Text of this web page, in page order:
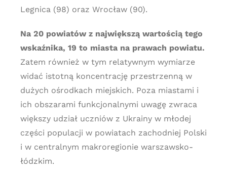
Legnica (98) oraz Wrocław (90).
Na 20 powiatów z największą wartością tego
wskaźnika, 19 to miasta na prawach powiatu.
Zatem również w tym relatywnym wymiarze
widać istotną koncentrację przestrzenną w
dużych ośrodkach miejskich. Poza miastami i
ich obszarami funkcjonalnymi uwagę zwraca
większy udział uczniów z Ukrainy w młodej
części populacji w powiatach zachodniej Polski
i w centralnym makroregionie warszawsko-
łódzkim.